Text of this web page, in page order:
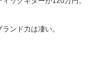
ンド力は凄い。